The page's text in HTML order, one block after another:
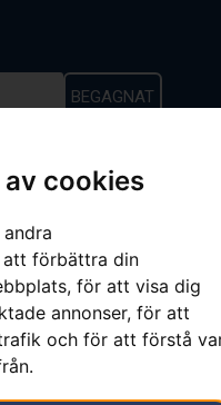
cookies
att förbättra din
för att visa dig
annonser, för att
och för att förstå
BEGAGNAT